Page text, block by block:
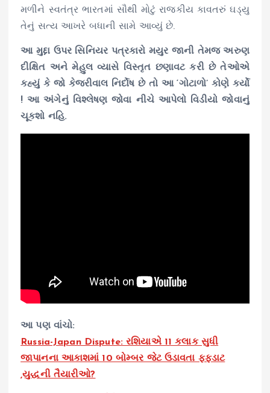
મળીને સ્વતંત્ર ભારતમાં સૌથી મોટું રાજકીય કાવતરું ઘડ્યુ
તેનું સત્ય આખરે બધાની સામે આવ્યું છે.
આ મુદ્દા ઉપર સિનિયર પત્રકારો મયુર જાની તેમજ અરુણ
દીક્ષિત અને મેહુલ વ્યાસે વિસ્તૃત છણાવટ કરી છે તેઓએ
કહ્યું કે જો કેજરીવાલ નિર્દોષ છે તો આ ‘ગોટાળો’ કોણે કર્યો
! આ અંગેનું વિશ્લેષણ જોવા નીચે આપેલો વિડીયો જોવાનું
ચૂકશો નહિ.
આ પણ વાંચો:
Russia-Japan Dispute: રશિયાએ 11 કલાક સુધી
જાપાનના આકાશમાં 10 બોમ્બર જેટ ઉડાવતા ફફડાટ
,યુદ્ધની તૈયારીઓ?